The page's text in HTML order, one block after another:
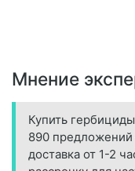
Мнение
Купить
890
доставка от 1-2